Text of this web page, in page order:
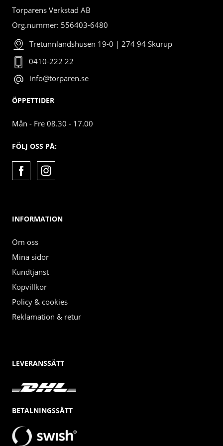
Torparens Verkstad AB
Org.nummer: 556403-6480
Tretunnlandshusen 19-0 | 274 94 Skurup
0410-222 22
info@torparen.se
ÖPPETTIDER
Mån - Fre 08.30 - 17.00
FÖLJ OSS PÅ:
INFORMATION
Om oss
Mina sidor
Kundtjänst
Köpvillkor
Policy & cookies
Reklamation & retur
LEVERANSSÄTT
BETALNINGSSÄTT